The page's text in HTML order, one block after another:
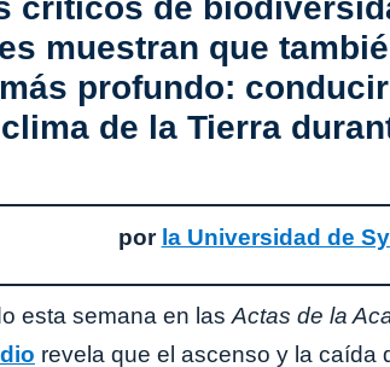
críticos de
muestran que
profundo:
de la Tierra
por la Universidad de
esta semana en lasActas de la
revela que el ascenso y la caída